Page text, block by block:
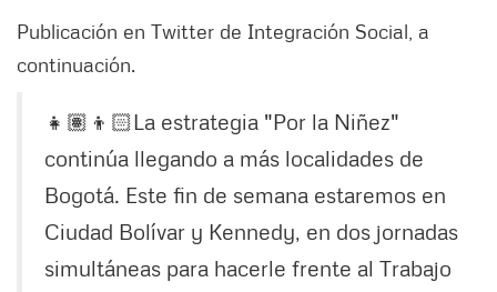
Publicación en Twitter de Integración Social, a
continuación.
👧🏽👦🏻La estrategia "Por la Niñez"
continúa llegando a más localidades de
Bogotá. Este fin de semana estaremos en
Ciudad Bolívar y Kennedy, en dos jornadas
simultáneas para hacerle frente al Trabajo